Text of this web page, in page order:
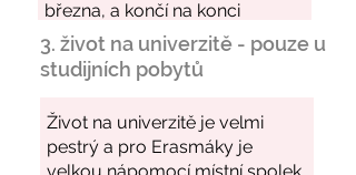
3. život na univerzitě - pouze u
studijních pobytů